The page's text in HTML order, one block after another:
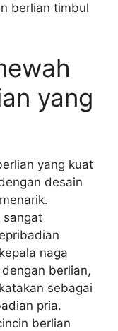
berlian timbul
yang
yang kuat
desain
sangat
naga
berlian,
sebagai
pria.
berlian